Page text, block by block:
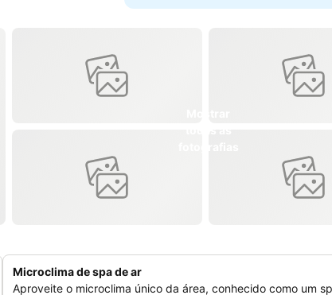
Microclima de spa de ar
Aproveite o microclima único da área, conhecido como um